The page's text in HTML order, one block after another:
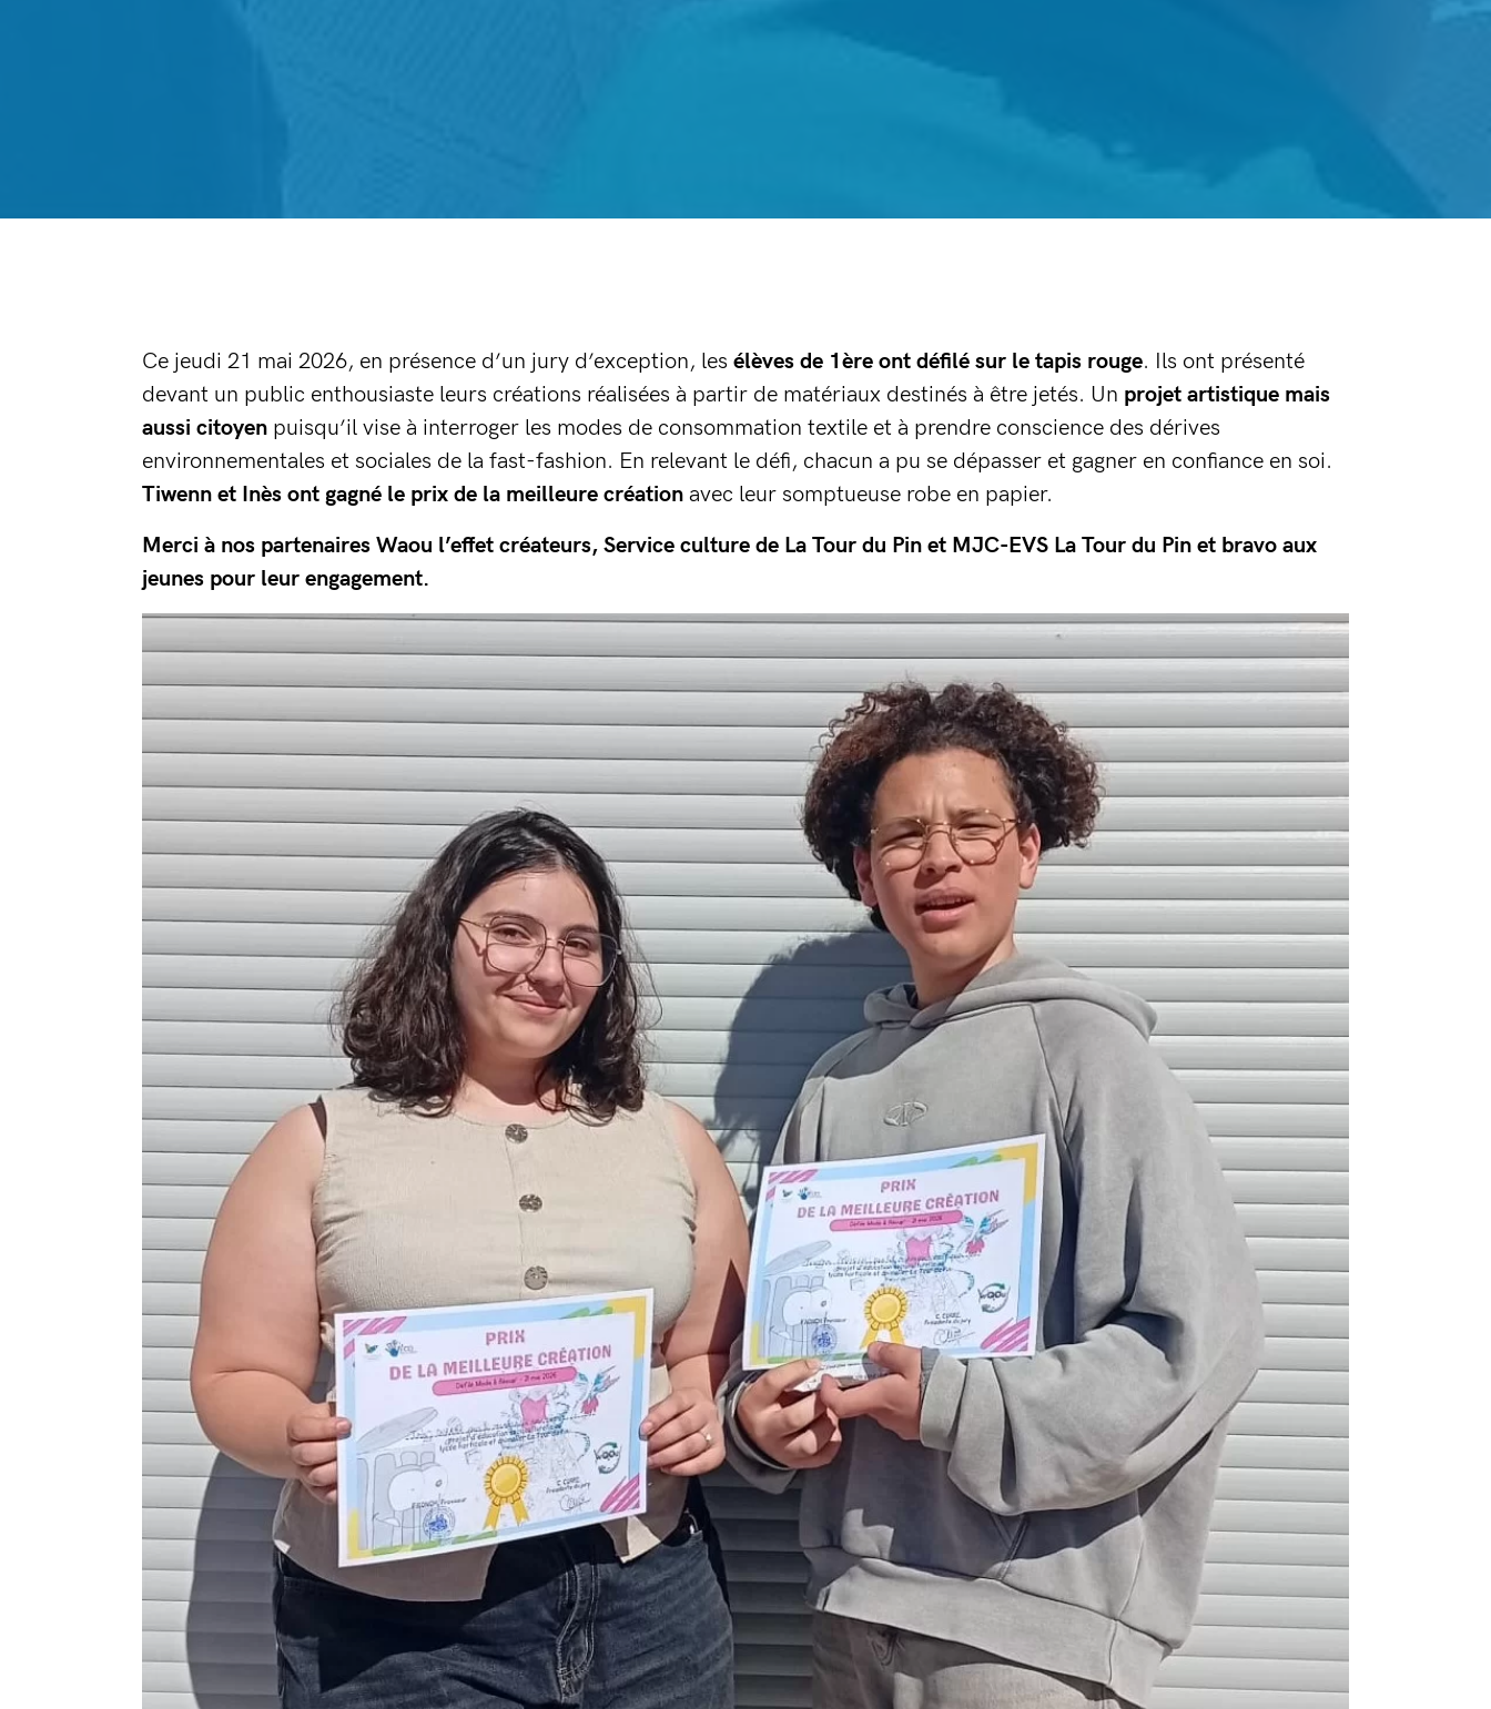
Ce jeudi 21 mai 2026, en présence d’un jury d’exception, les élèves de 1ère ont défilé sur le tapis rouge. Ils ont présenté
devant un public enthousiaste leurs créations réalisées à partir de matériaux destinés à être jetés. Un projet artistique mais
aussi citoyen puisqu’il vise à interroger les modes de consommation textile et à prendre conscience des dérives
environnementales et sociales de la fast-fashion. En relevant le défi, chacun a pu se dépasser et gagner en confiance en soi.
Tiwenn et Inès ont gagné le prix de la meilleure création avec leur somptueuse robe en papier.
Merci à nos partenaires Waou l’effet créateurs, Service culture de La Tour du Pin et MJC-EVS La Tour du Pin et bravo aux
jeunes pour leur engagement.